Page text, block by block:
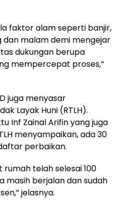
faktor alam seperti banjir,
malam demi mengejar
dukungan berupa
mempercepat proses,”
juga menyasar
Layak Huni (RTLH).
Inf Zainal Arifin yang juga
menyampaikan, ada 30
perbaikan.
rumah telah selesai 100
masih berjalan dan sudah
jelasnya.